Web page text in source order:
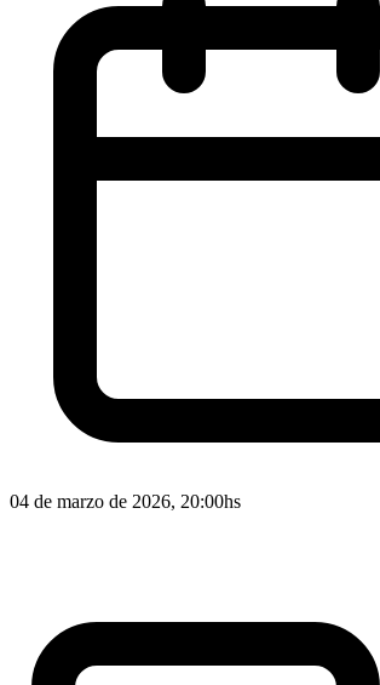
04 de marzo de 2026, 20:00hs